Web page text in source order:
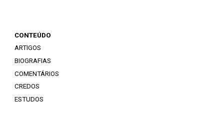
CONTEÚDO
ARTIGOS
BIOGRAFIAS
COMENTÁRIOS
CREDOS
ESTUDOS